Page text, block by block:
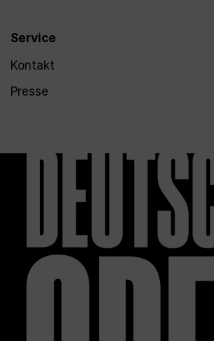
Service
Kontakt
Presse